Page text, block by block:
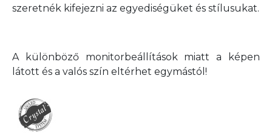
szeretnék kifejezni az egyediségüket és stílusukat.
A különböző monitorbeállítások miatt a képen
látott és a valós szín eltérhet egymástól!